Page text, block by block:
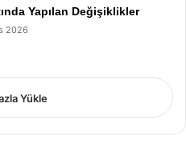
Yapılan Değişiklikler
2026
Yükle